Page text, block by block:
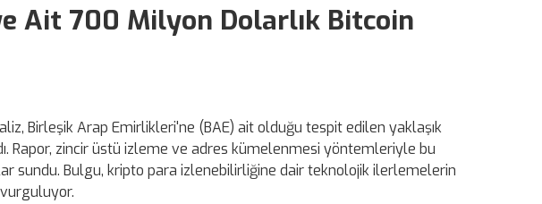
Ait 700 Milyon Dolarlık Bitcoin
Birleşik Arap Emirlikleri'ne (BAE) ait olduğu tespit edilen yaklaşık
Rapor, zincir üstü izleme ve adres kümelenmesi yöntemleriyle bu
sundu. Bulgu, kripto para izlenebilirliğine dair teknolojik ilerlemelerin